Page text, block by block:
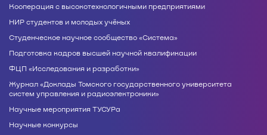
Кооперация с высокотехнологичными предприятиями
НИР студентов и молодых учёных
Студенческое научное сообщество «Система»
Подготовка кадров высшей научной квалификации
ФЦП «Исследования и разработки»
Журнал «Доклады Томского государственного университета
систем управления и радиоэлектроники»
Научные мероприятия ТУСУРа
Научные конкурсы